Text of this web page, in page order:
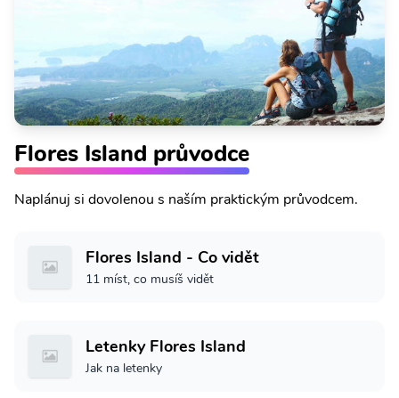
Flores Island průvodce
Naplánuj si dovolenou s naším praktickým průvodcem.
Flores Island - Co vidět
11 míst, co musíš vidět
Letenky Flores Island
Jak na letenky